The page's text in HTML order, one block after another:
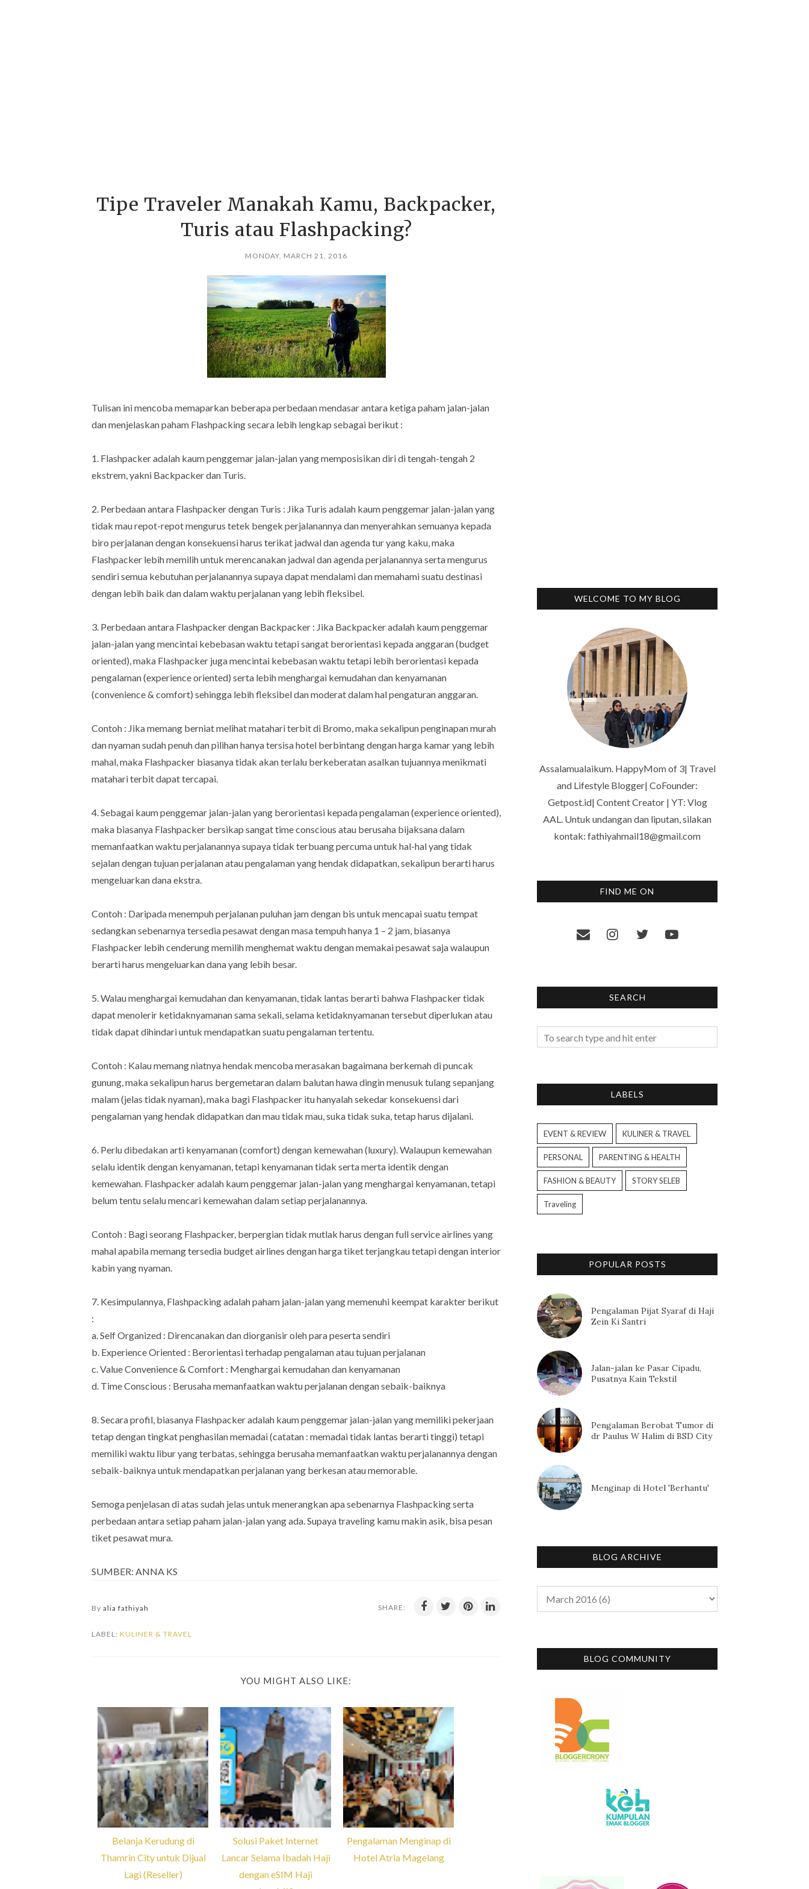
Tipe Traveler Manakah Kamu, Backpacker,
Turis atau Flashpacking?
MONDAY, MARCH 21, 2016
Tulisan ini mencoba memaparkan beberapa perbedaan mendasar antara ketiga paham jalan-jalan
dan menjelaskan paham Flashpacking secara lebih lengkap sebagai berikut :
1. Flashpacker adalah kaum penggemar jalan-jalan yang memposisikan diri di tengah-tengah 2
ekstrem, yakni Backpacker dan Turis.
2. Perbedaan antara Flashpacker dengan Turis : Jika Turis adalah kaum penggemar jalan-jalan yang
tidak mau repot-repot mengurus tetek bengek perjalanannya dan menyerahkan semuanya kepada
biro perjalanan dengan konsekuensi harus terikat jadwal dan agenda tur yang kaku, maka
Flashpacker lebih memilih untuk merencanakan jadwal dan agenda perjalanannya serta mengurus
sendiri semua kebutuhan perjalanannya supaya dapat mendalami dan memahami suatu destinasi
dengan lebih baik dan dalam waktu perjalanan yang lebih fleksibel.
3. Perbedaan antara Flashpacker dengan Backpacker : Jika Backpacker adalah kaum penggemar
jalan-jalan yang mencintai kebebasan waktu tetapi sangat berorientasi kepada anggaran (budget
oriented), maka Flashpacker juga mencintai kebebasan waktu tetapi lebih berorientasi kepada
pengalaman (experience oriented) serta lebih menghargai kemudahan dan kenyamanan
(convenience & comfort) sehingga lebih fleksibel dan moderat dalam hal pengaturan anggaran.
Contoh : Jika memang berniat melihat matahari terbit di Bromo, maka sekalipun penginapan murah
dan nyaman sudah penuh dan pilihan hanya tersisa hotel berbintang dengan harga kamar yang lebih
mahal, maka Flashpacker biasanya tidak akan terlalu berkeberatan asalkan tujuannya menikmati
matahari terbit dapat tercapai.
4. Sebagai kaum penggemar jalan-jalan yang berorientasi kepada pengalaman (experience oriented),
maka biasanya Flashpacker bersikap sangat time conscious atau berusaha bijaksana dalam
memanfaatkan waktu perjalanannya supaya tidak terbuang percuma untuk hal-hal yang tidak
sejalan dengan tujuan perjalanan atau pengalaman yang hendak didapatkan, sekalipun berarti harus
mengeluarkan dana ekstra.
Contoh : Daripada menempuh perjalanan puluhan jam dengan bis untuk mencapai suatu tempat
sedangkan sebenarnya tersedia pesawat dengan masa tempuh hanya 1 – 2 jam, biasanya
Flashpacker lebih cenderung memilih menghemat waktu dengan memakai pesawat saja walaupun
berarti harus mengeluarkan dana yang lebih besar.
5. Walau menghargai kemudahan dan kenyamanan, tidak lantas berarti bahwa Flashpacker tidak
dapat menolerir ketidaknyamanan sama sekali, selama ketidaknyamanan tersebut diperlukan atau
tidak dapat dihindari untuk mendapatkan suatu pengalaman tertentu.
Contoh : Kalau memang niatnya hendak mencoba merasakan bagaimana berkemah di puncak
gunung, maka sekalipun harus bergemetaran dalam balutan hawa dingin menusuk tulang sepanjang
malam (jelas tidak nyaman), maka bagi Flashpacker itu hanyalah sekedar konsekuensi dari
pengalaman yang hendak didapatkan dan mau tidak mau, suka tidak suka, tetap harus dijalani.
6. Perlu dibedakan arti kenyamanan (comfort) dengan kemewahan (luxury). Walaupun kemewahan
selalu identik dengan kenyamanan, tetapi kenyamanan tidak serta merta identik dengan
kemewahan. Flashpacker adalah kaum penggemar jalan-jalan yang menghargai kenyamanan, tetapi
belum tentu selalu mencari kemewahan dalam setiap perjalanannya.
Contoh : Bagi seorang Flashpacker, berpergian tidak mutlak harus dengan full service airlines yang
mahal apabila memang tersedia budget airlines dengan harga tiket terjangkau tetapi dengan interior
kabin yang nyaman.
7. Kesimpulannya, Flashpacking adalah paham jalan-jalan yang memenuhi keempat karakter berikut
:
a. Self Organized : Direncanakan dan diorganisir oleh para peserta sendiri
b. Experience Oriented : Berorientasi terhadap pengalaman atau tujuan perjalanan
c. Value Convenience & Comfort : Menghargai kemudahan dan kenyamanan
d. Time Conscious : Berusaha memanfaatkan waktu perjalanan dengan sebaik-baiknya
8. Secara profil, biasanya Flashpacker adalah kaum penggemar jalan-jalan yang memiliki pekerjaan
tetap dengan tingkat penghasilan memadai (catatan : memadai tidak lantas berarti tinggi) tetapi
memiliki waktu libur yang terbatas, sehingga berusaha memanfaatkan waktu perjalanannya dengan
sebaik-baiknya untuk mendapatkan perjalanan yang berkesan atau memorable.
Semoga penjelasan di atas sudah jelas untuk menerangkan apa sebenarnya Flashpacking serta
perbedaan antara setiap paham jalan-jalan yang ada. Supaya traveling kamu makin asik, bisa pesan
tiket pesawat mura.
SUMBER: ANNA KS
By alia fathiyah SHARE:
LABEL: KULINER & TRAVEL
YOU MIGHT ALSO LIKE:
Belanja Kerudung di
Thamrin City untuk Dijual
Lagi (Reseller)
Solusi Paket Internet
Lancar Selama Ibadah Haji
dengan eSIM Haji
Pengalaman Menginap di
Hotel Atria Magelang
WELCOME TO MY BLOG
Assalamualaikum. HappyMom of 3| Travel
and Lifestyle Blogger| CoFounder:
Getpost.id| Content Creator | YT: Vlog
AAL. Untuk undangan dan liputan, silakan
kontak: fathiyahmail18@gmail.com
FIND ME ON
SEARCH
LABELS
EVENT & REVIEW KULINER & TRAVEL
PERSONAL PARENTING & HEALTH
FASHION & BEAUTY STORY SELEB
Traveling
POPULAR POSTS
Pengalaman Pijat Syaraf di Haji
Zein Ki Santri
Jalan-jalan ke Pasar Cipadu,
Pusatnya Kain Tekstil
Pengalaman Berobat Tumor di
dr Paulus W Halim di BSD City
Menginap di Hotel 'Berhantu'
BLOG ARCHIVE
BLOG COMMUNITY